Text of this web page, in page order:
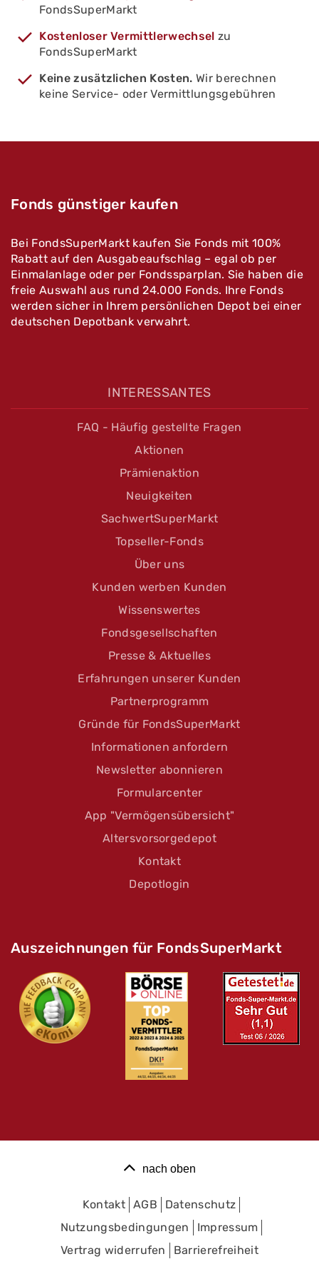
Opportunities
März 2017 - Leading Cities Invest
Februar 2017 - Invesco Pan European High
Income Fund
Januar 2017 - Ve-RI Listed Infrastructure
Mai 2016 - Allianz Europe Equity Growth Select &
April 2016 - BGF Global Allocation Fund & WIDe
März 2016 - Carmignac Investissement
FondsSuperMarkt
Kostenloser Vermittlerwechsel zu
FondsSuperMarkt
Keine zusätzlichen Kosten. Wir berechnen
keine Service- oder Vermittlungsgebühren
Fonds günstiger kaufen
Bei FondsSuperMarkt kaufen Sie Fonds mit 100%
Rabatt auf den Ausgabeaufschlag – egal ob per
Einmalanlage oder per Fondssparplan. Sie haben die
freie Auswahl aus rund 24.000 Fonds. Ihre Fonds
werden sicher in Ihrem persönlichen Depot bei einer
deutschen Depotbank verwahrt.
INTERESSANTES
FAQ - Häufig gestellte Fragen
Aktionen
Prämienaktion
Neuigkeiten
SachwertSuperMarkt
Topseller-Fonds
Über uns
Kunden werben Kunden
Wissenswertes
Fondsgesellschaften
Presse & Aktuelles
Erfahrungen unserer Kunden
Partnerprogramm
Gründe für FondsSuperMarkt
Informationen anfordern
Newsletter abonnieren
Formularcenter
App "Vermögensübersicht"
Altersvorsorgedepot
Kontakt
Depotlogin
Auszeichnungen für FondsSuperMarkt
nach oben
Kontakt AGB
Datenschutz
Nutzungsbedingungen
Impressum
Vertrag widerrufen
Barrierefreiheit